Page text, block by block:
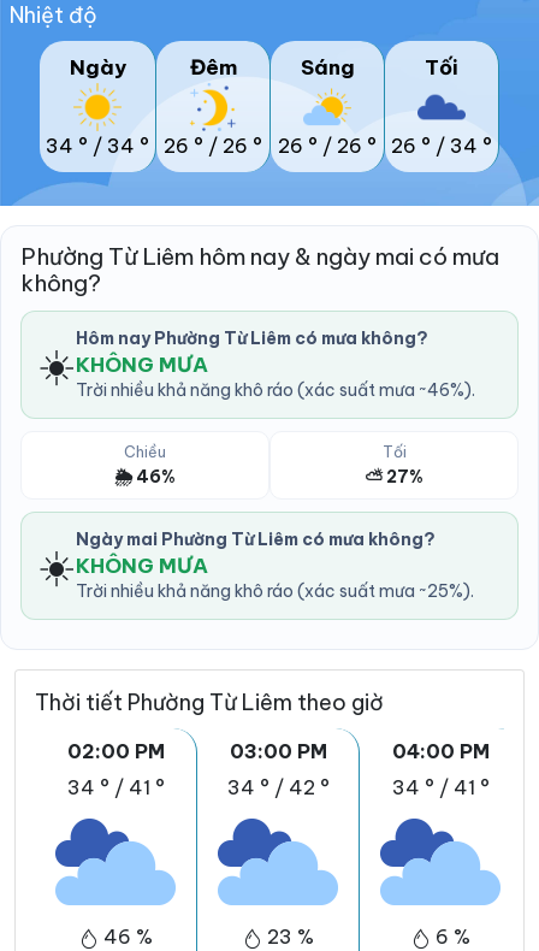
Nhiệt độ
Ngày
34 ° / 34 °
Đêm
26 ° / 26 °
Sáng
26 ° / 26 °
Tối
26 ° / 34 °
Phường Từ Liêm hôm nay & ngày mai có mưa
không?
☀️ Hôm nay Phường Từ Liêm có mưa không?
KHÔNG MƯA
Trời nhiều khả năng khô ráo (xác suất mưa ~46%).
Chiều
🌦️ 46%
Tối
⛅ 27%
☀️ Ngày mai Phường Từ Liêm có mưa không?
KHÔNG MƯA
Trời nhiều khả năng khô ráo (xác suất mưa ~25%).
Thời tiết Phường Từ Liêm theo giờ
02:00 PM
34 ° / 41 °
46 %
03:00 PM
34 ° / 42 °
23 %
04:00 PM
34 ° / 41 °
6 %